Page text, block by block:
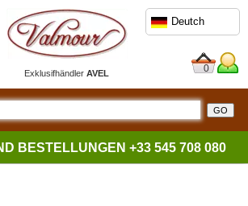
ExklusifhändlerAVEL
Deutch
0
BESTELLUNGEN +33 545 708 080